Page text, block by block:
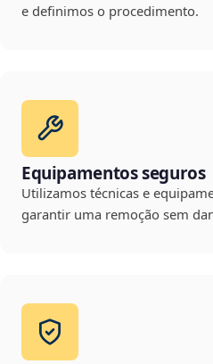
e definimos o procedimento.
Equipamentos seguros
Utilizamos técnicas e
garantir uma remoção sem